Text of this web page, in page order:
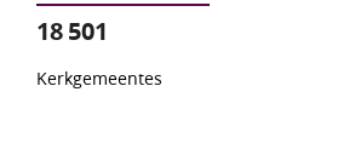
18 501
Kerkgemeentes